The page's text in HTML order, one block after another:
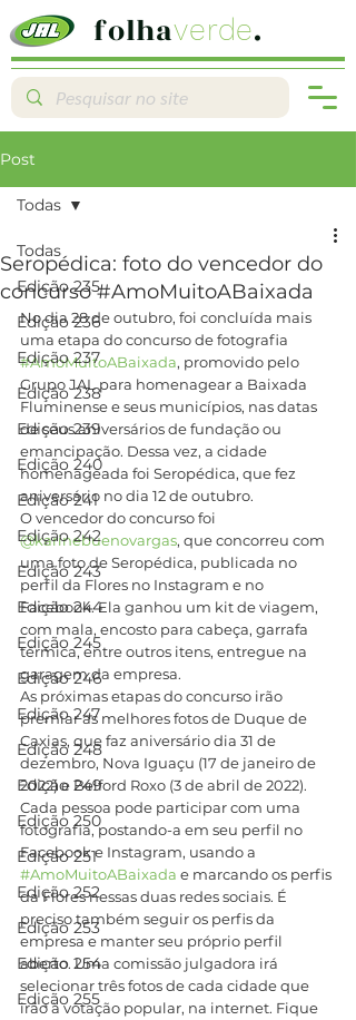
folhaverde.
Post
Todas
Edição 235
Edição 236
Edição 237
Edição 238
Edição 239
Edição 240
Edição 241
Edição 242
Edição 243
Edição 244
Edição 245
Edição 246
Edição 247
Edição 248
Edição 249
Edição 250
Edição 251
Edição 252
Edição 253
Edição 254
Edição 255
Todas
Seropédica: foto do vencedor do
concurso #AmoMuitoABaixada
No dia 28 de outubro, foi concluída mais
uma etapa do concurso de fotografia
#AmoMuitoABaixada, promovido pelo
Grupo JAL para homenagear a Baixada
Fluminense e seus municípios, nas datas
de seus aniversários de fundação ou
emancipação. Dessa vez, a cidade
homenageada foi Seropédica, que fez
aniversário no dia 12 de outubro.
O vencedor do concurso foi
@karinebuenovargas, que concorreu com
uma foto de Seropédica, publicada no
perfil da Flores no Instagram e no
Facebook. Ela ganhou um kit de viagem,
com mala, encosto para cabeça, garrafa
térmica, entre outros itens, entregue na
garagem da empresa.
As próximas etapas do concurso irão
premiar as melhores fotos de Duque de
Caxias, que faz aniversário dia 31 de
dezembro, Nova Iguaçu (17 de janeiro de
2022) e Belford Roxo (3 de abril de 2022).
Cada pessoa pode participar com uma
fotografia, postando-a em seu perfil no
Facebook e Instagram, usando a
#AmoMuitoABaixada e marcando os perfis
da Flores nessas duas redes sociais. É
preciso também seguir os perfis da
empresa e manter seu próprio perfil
aberto. Uma comissão julgadora irá
selecionar três fotos de cada cidade que
irão à votação popular, na internet. Fique